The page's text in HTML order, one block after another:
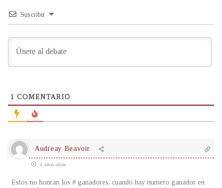
Suscribir
1 COMENTARIO
Audreay Beavoir
4 años atrás
Estos no honran los # ganadores, cuando hay numero ganador en